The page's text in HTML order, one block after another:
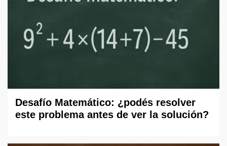
Desafío Matemático: ¿podés resolver
este problema antes de ver la solución?